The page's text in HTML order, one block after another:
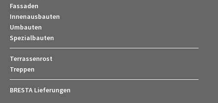
Fassaden
Innenausbauten
Umbauten
Spezialbauten
Terrassenrost
Treppen
BRESTA Lieferungen